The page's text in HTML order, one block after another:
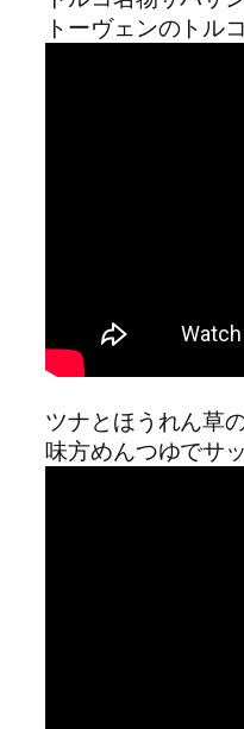
トーヴェンのトル
ツナとほうれん草
味方めんつゆでサ